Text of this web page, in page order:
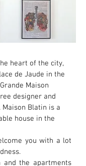
heart of the city,
de Jaude in the
Maison
designer and
Blatin is a
house in the
you with a lot
and the apartments